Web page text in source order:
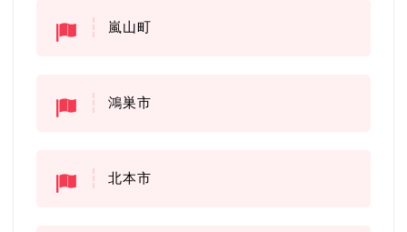
嵐山町
鴻巣市
北本市